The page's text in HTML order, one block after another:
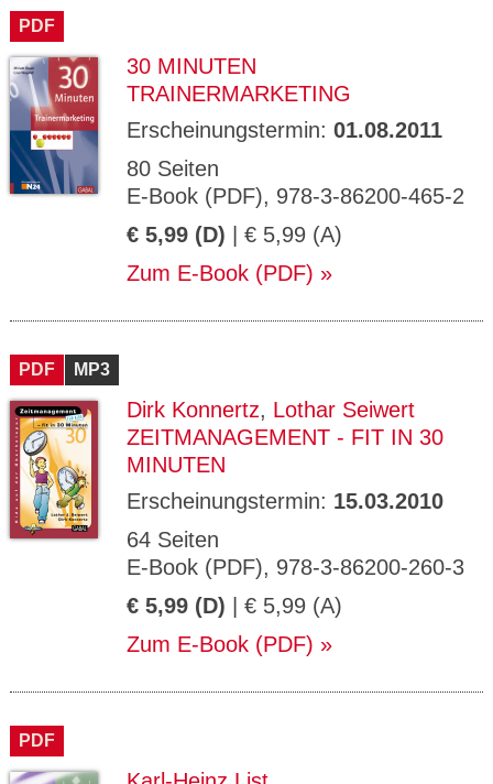
PDF
30 MINUTEN
TRAINERMARKETING
Erscheinungstermin: 01.08.2011
80 Seiten
E-Book (PDF), 978-3-86200-465-2
€ 5,99 (D) | € 5,99 (A)
Zum E-Book (PDF)
PDF MP3
Dirk Konnertz, Lothar Seiwert
ZEITMANAGEMENT - FIT IN 30
MINUTEN
Erscheinungstermin: 15.03.2010
64 Seiten
E-Book (PDF), 978-3-86200-260-3
€ 5,99 (D) | € 5,99 (A)
Zum E-Book (PDF)
PDF